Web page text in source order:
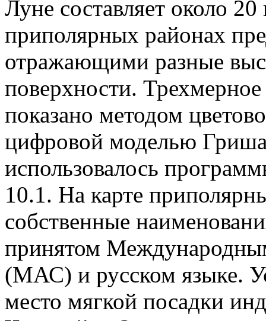
Луне составляет около
приполярных районах
отражающими разные
поверхности.
показано методом
цифровой моделью
использовалось
10.1. На карте
собственные
принятом
(МАС) и русском языке.
место мягкой посадки